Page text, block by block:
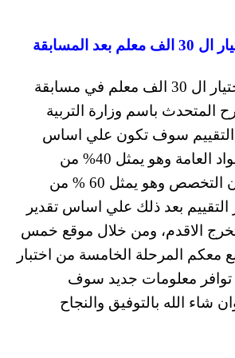
المسابقة
وبالنسبة لكيفية اختيار ال 30 الف معلم في مسابقة
المتحدث باسم وزارة التربية
التقييم سوف تكون علي اساس
درجات امتحان المواد العامة وهو يمثل 40% من
الدرجات ثم امتحان التخصص وهو يمثل 60 % من
التقييم بعد ذلك علي اساس تقدير
الاقدم، ومن خلال موقع خمس
المرحلة الخامسة من اختبار
توافر معلومات جديد سوف
شاء الله بالتوفيق والنجاح